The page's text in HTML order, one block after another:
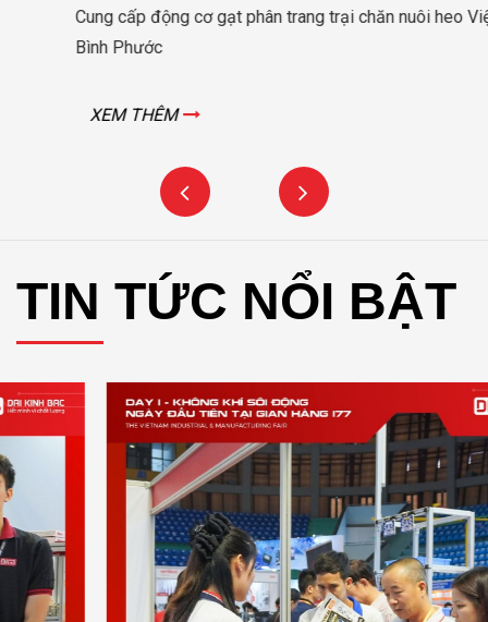
Cung cấp động cơ gạt phân trang trại chăn nuôi heo Việt Thái –
Bình Phước
XEM THÊM
TIN TỨC NỔI BẬT